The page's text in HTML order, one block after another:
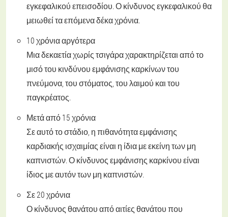
εγκεφαλικού επεισοδίου. Ο κίνδυνος εγκεφαλικού θα
μειωθεί τα επόμενα δέκα χρόνια.
10 χρόνια αργότερα
Μια δεκαετία χωρίς τσιγάρα χαρακτηρίζεται από το
μισό του κινδύνου εμφάνισης καρκίνων του
πνεύμονα, του στόματος, του λαιμού και του
παγκρέατος.
Μετά από 15 χρόνια
Σε αυτό το στάδιο, η πιθανότητα εμφάνισης
καρδιακής ισχαιμίας είναι η ίδια με εκείνη των μη
καπνιστών. Ο κίνδυνος εμφάνισης καρκίνου είναι
ίδιος με αυτόν των μη καπνιστών.
Σε 20 χρόνια
Ο κίνδυνος θανάτου από αιτίες θανάτου που